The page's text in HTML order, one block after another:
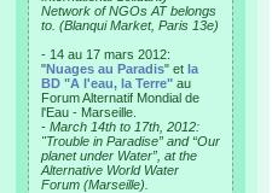
Network of NGOs AT belongs
to. (Blanqui Market, Paris 13e)
- 14 au 17 mars 2012:
"Nuages au Paradis" et la
BD "A l'eau, la Terre" au
Forum Alternatif Mondial de
l'Eau - Marseille.
- March 14th to 17th, 2012:
"Trouble in Paradise” and “Our
planet under Water”, at the
Alternative World Water
Forum (Marseille).